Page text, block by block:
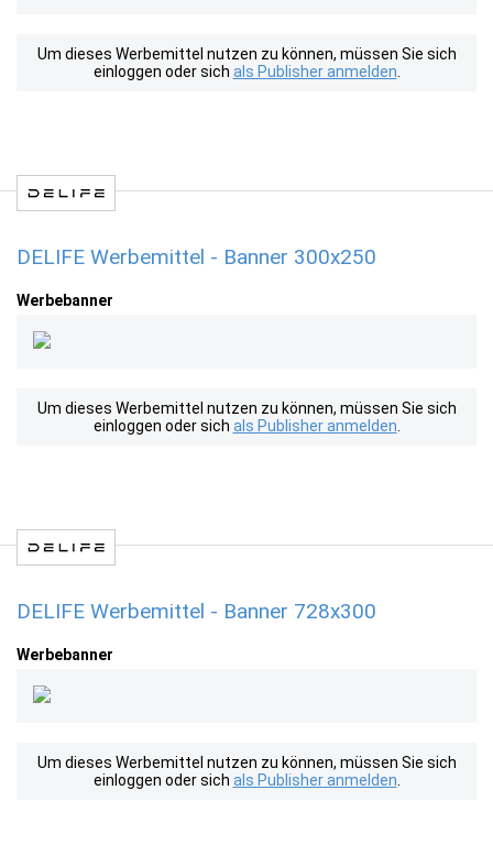
Um dieses Werbemittel nutzen zu können, müssen Sie sich
einloggen oder sich als Publisher anmelden
DELIFE Werbemittel - Banner 300x250
Werbebanner
Um dieses Werbemittel nutzen zu können, müssen Sie sich
einloggen oder sich als Publisher anmelden
DELIFE Werbemittel - Banner 728x300
Werbebanner
Um dieses Werbemittel nutzen zu können, müssen Sie sich
einloggen oder sich als Publisher anmelden